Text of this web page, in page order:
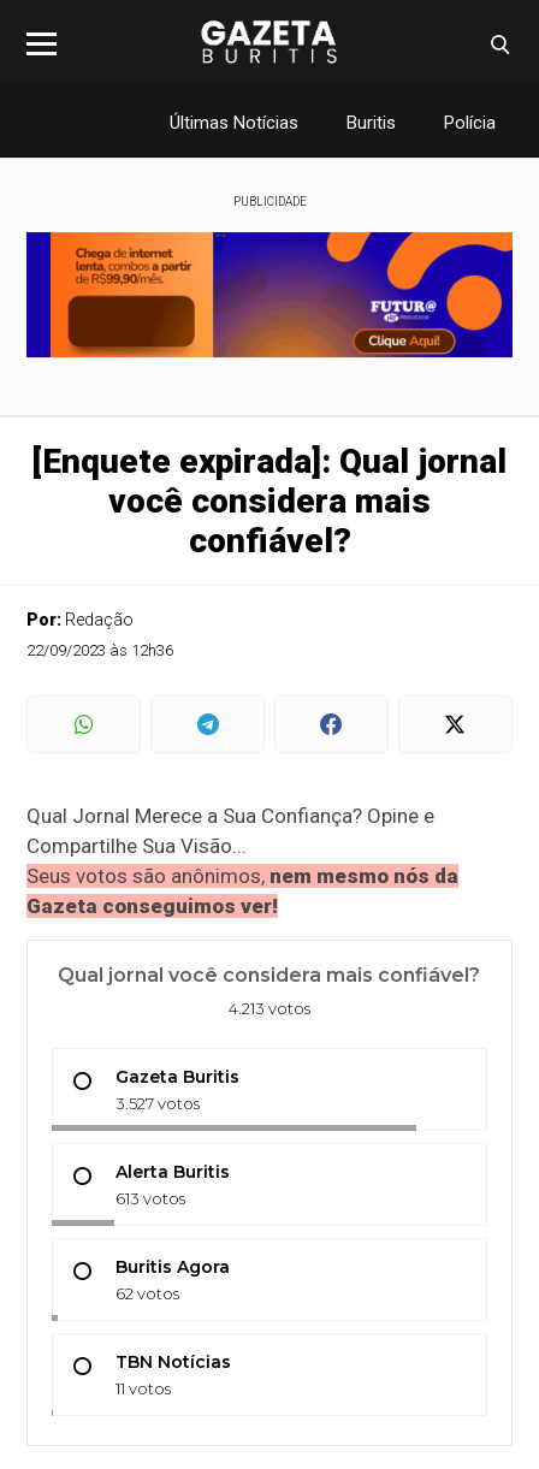
Últimas Notícias Buritis Polícia
PUBLICIDADE
[Enquete expirada]: Qual jornal
você considera mais
confiável?
Por: Redação
22/09/2023 às 12h36
Qual Jornal Merece a Sua Confiança? Opine e
Compartilhe Sua Visão...
Seus votos são anônimos, nem mesmo nós da
Gazeta conseguimos ver!
Qual jornal você considera mais confiável?
4.213 votos
Gazeta Buritis
3.527 votos
Alerta Buritis
613 votos
Buritis Agora
62 votos
TBN Notícias
11 votos